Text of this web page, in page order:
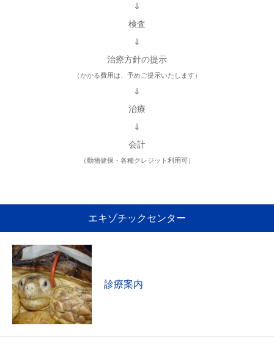
⇓
検査
⇓
治療方針の提示
（かかる費用は、予めご提示いたします）
⇓
治療
⇓
会計
（動物健保・各種クレジット利用可）
エキゾチックセンター
診療案内